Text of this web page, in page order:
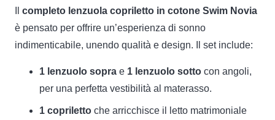
completo lenzuola copriletto in cotone Swim Novia
è pensato per offrire un’esperienza di sonno
indimenticabile, unendo qualità e design. Il set include:
1 lenzuolo sopra e 1 lenzuolo sotto con angoli,
per una perfetta vestibilità al materasso.
1 copriletto che arricchisce il letto matrimoniale